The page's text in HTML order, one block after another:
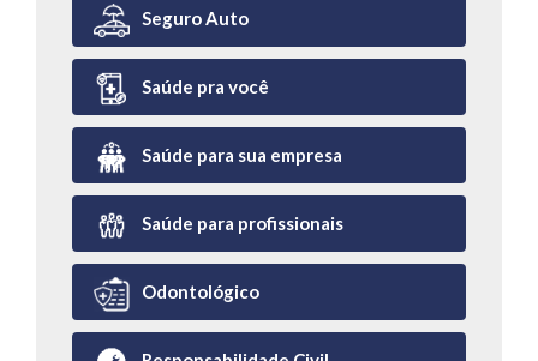
Seguro Auto
Saúde pra você
Saúde para sua empresa
Saúde para profissionais
Odontológico